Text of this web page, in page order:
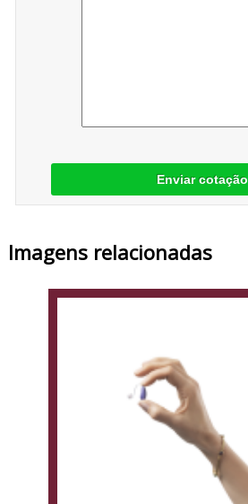
Enviar cotação
Imagens relacionadas